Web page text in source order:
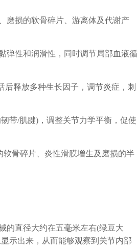
损的软骨碎片、游离体及代谢产
性和润滑性，同时调节局部血液循
释放多种生长因子，调节炎症，刺
/肌腱)，调整关节力学平衡，促使
骨碎片、炎性滑膜增生及磨损的半
直径大约在五毫米左右(绿豆大
示出来，从而能够观察到关节内部